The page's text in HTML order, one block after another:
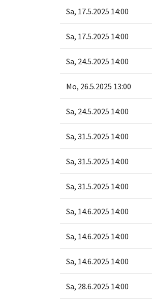
Sa, 17.5.2025 14:00
Sa, 17.5.2025 14:00
Sa, 24.5.2025 14:00
Mo, 26.5.2025 13:00
Sa, 24.5.2025 14:00
Sa, 31.5.2025 14:00
Sa, 31.5.2025 14:00
Sa, 31.5.2025 14:00
Sa, 14.6.2025 14:00
Sa, 14.6.2025 14:00
Sa, 14.6.2025 14:00
Sa, 28.6.2025 14:00